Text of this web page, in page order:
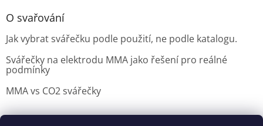
O svařování
Jak vybrat svářečku podle použití, ne podle katalogu.
Svářečky na elektrodu MMA jako řešení pro reálné
podmínky
MMA vs CO2 svářečky